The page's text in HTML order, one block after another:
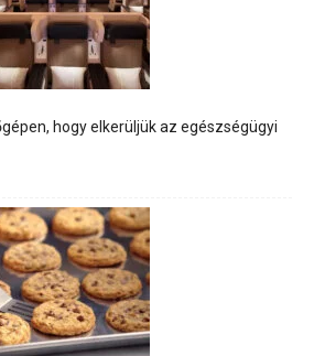
hogy elkerüljük az egészségügyi